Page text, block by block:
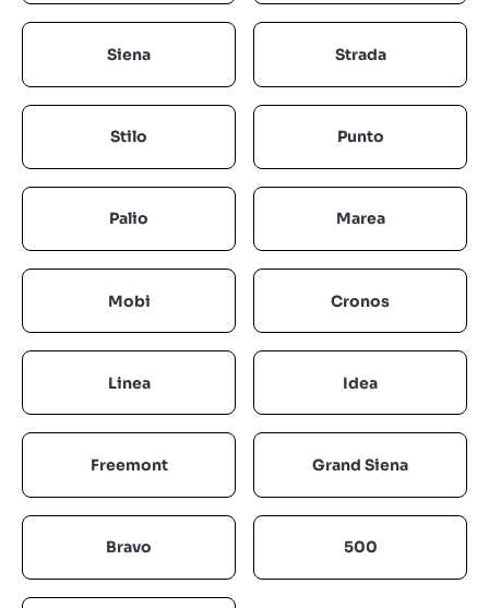
Siena Strada
Stilo Punto
Palio Marea
Mobi Cronos
Linea Idea
Freemont Grand Siena
Bravo 500